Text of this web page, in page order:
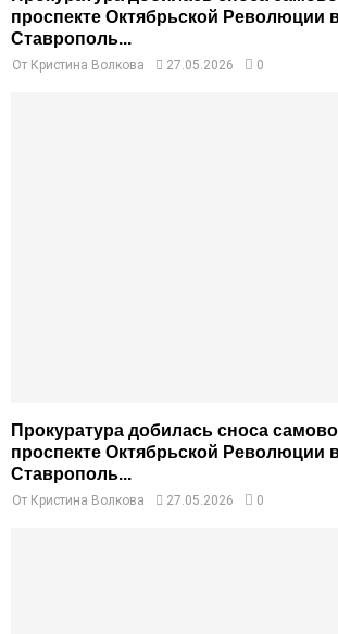
проспекте Октябрьской Революции
Ставрополь...
От Кристина Волкова 27.05.2026 0
Прокуратура добилась сноса
проспекте Октябрьской Революции
Ставрополь...
От Кристина Волкова 27.05.2026 0